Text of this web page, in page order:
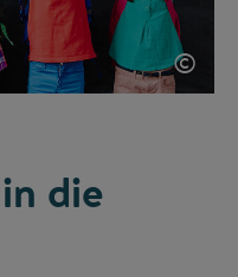
©
die